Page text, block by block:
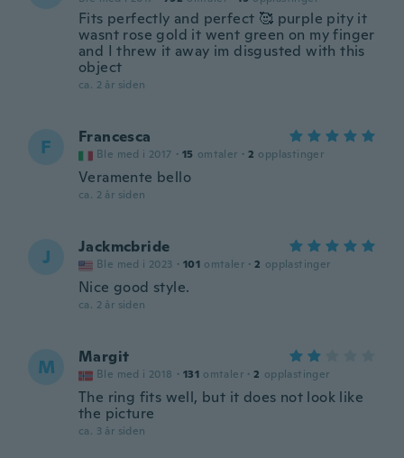
Fits perfectly and perfect 🥰 purple pity it
wasnt rose gold it went green on my finger
and I threw it away im disgusted with this
object
ca. 2 år siden
F Francesca
Ble med i 2017 · 15 omtaler · 2 opplastinger
Veramente bello
ca. 2 år siden
J Jackmcbride
Ble med i 2023 · 101 omtaler · 2 opplastinger
Nice good style.
ca. 2 år siden
M Margit
Ble med i 2018 · 131 omtaler · 2 opplastinger
The ring fits well, but it does not look like
the picture
ca. 3 år siden